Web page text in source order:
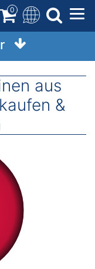
0
aus
&